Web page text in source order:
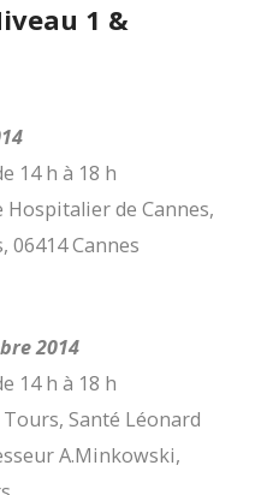
1 &
14 h à 18 h
Hospitalier de Cannes,
06414 Cannes
2014
14 h à 18 h
Santé Léonard
A.Minkowski,